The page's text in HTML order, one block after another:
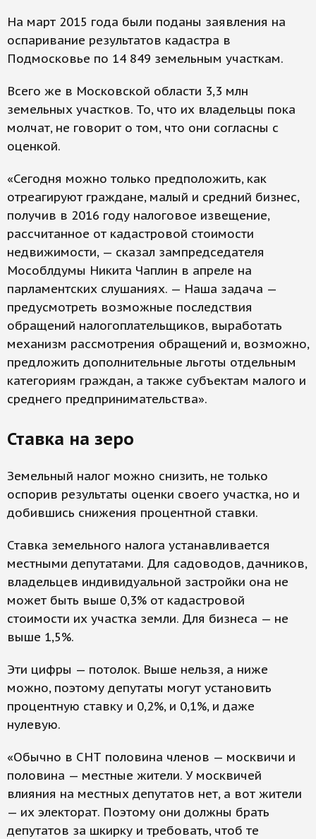
На март 2015 года были поданы заявления на
оспаривание результатов кадастра в
Подмосковье по 14 849 земельным участкам.
Всего же в Московской области 3,3 млн
земельных участков. То, что их владельцы пока
молчат, не говорит о том, что они согласны с
оценкой.
«Сегодня можно только предположить, как
отреагируют граждане, малый и средний бизнес,
получив в 2016 году налоговое извещение,
рассчитанное от кадастровой стоимости
недвижимости, — сказал зампредседателя
Мособлдумы Никита Чаплин в апреле на
парламентских слушаниях. — Наша задача —
предусмотреть возможные последствия
обращений налогоплательщиков, выработать
механизм рассмотрения обращений и, возможно,
предложить дополнительные льготы отдельным
категориям граждан, а также субъектам малого и
среднего предпринимательства».
Ставка на зеро
Земельный налог можно снизить, не только
оспорив результаты оценки своего участка, но и
добившись снижения процентной ставки.
Ставка земельного налога устанавливается
местными депутатами. Для садоводов, дачников,
владельцев индивидуальной застройки она не
может быть выше 0,3% от кадастровой
стоимости их участка земли. Для бизнеса — не
выше 1,5%.
Эти цифры — потолок. Выше нельзя, а ниже
можно, поэтому депутаты могут установить
процентную ставку и 0,2%, и 0,1%, и даже
нулевую.
«Обычно в СНТ половина членов — москвичи и
половина — местные жители. У москвичей
влияния на местных депутатов нет, а вот жители
— их электорат. Поэтому они должны брать
депутатов за шкирку и требовать, чтоб те